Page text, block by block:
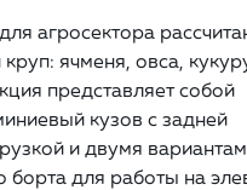
агросектора
ячменя, овса,
представляет собой
кузов с задней
и двумя
борта для работы на